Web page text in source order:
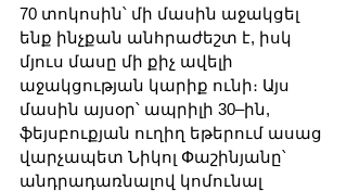
70 տոկոսին՝ մի մասին աջակցել
ենք ինչքան անհրաժեշտ է, իսկ
մյուս մասը մի քիչ ավելի
աջակցության կարիք ունի։ Այս
մասին այսօր՝ ապրիլի 30–ին,
ֆեյսբուքյան ուղիղ եթերում ասաց
վարչապետ Նիկոլ Փաշինյանը՝
անդրադառնալով կոմունալ